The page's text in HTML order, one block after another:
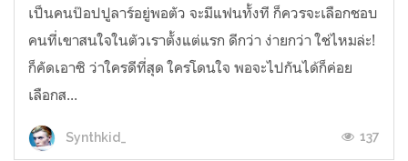
เป็นคนป๊อปปูลาร์อยู่พอตัว จะมีแฟนทั้งที ก็ควรจะเลือกชอบ
คนที่เขาสนใจในตัวเราตั้งแต่แรก ดีกว่า ง่ายกว่า ใช่ไหมล่ะ!
ก็คัดเอาซิ ว่าใครดีที่สุด ใครโดนใจ พอจะไปกันได้ก็ค่อย
เลือกส...
Synthkid_ 137